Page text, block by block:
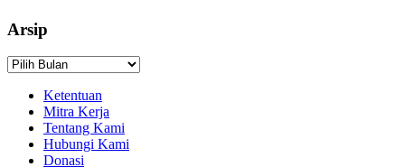
Arsip
Arsip
Ketentuan
Mitra Kerja
Tentang Kami
Hubungi Kami
Donasi